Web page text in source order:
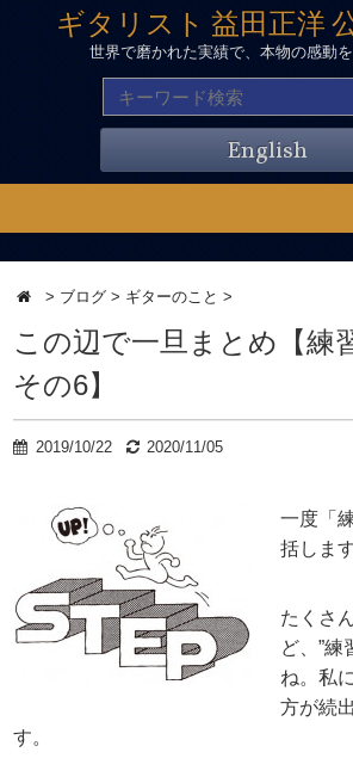
ギタリスト 益田正洋
世界で磨かれた実績で、本物の感動
English
> ブログ > ギターのこと >
この辺で一旦まとめ【
その6】
2019/10/22 2020/11/05
一度「
括しま
たくさ
ど、”練
ね。私
方が続
す。